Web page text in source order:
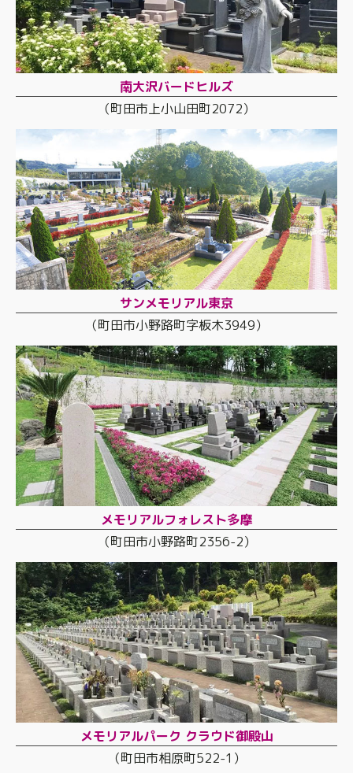
南大沢バードヒルズ
（町田市上小山田町2072）
サンメモリアル東京
（町田市小野路町字板木3949）
メモリアルフォレスト多摩
（町田市小野路町2356-2）
メモリアルパーク クラウド御殿山
（町田市相原町522-1）